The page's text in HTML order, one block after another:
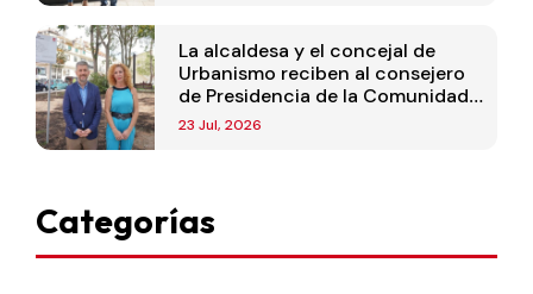
La alcaldesa y el concejal de
Urbanismo reciben al consejero
de Presidencia de la Comunidad
de Madrid
23 Jul, 2026
Categorías